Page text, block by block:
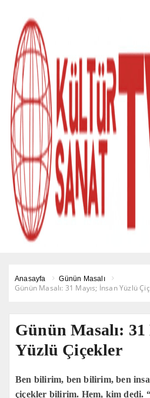
Anasayfa Günün Masalı
Günün Masalı: 31 Mayıs; İnsan Yüzlü
Günün Masalı: 31
Yüzlü Çiçekler
Ben bilirim, ben bilirim, ben
çiçekler bilirim. Hem, kim dedi.